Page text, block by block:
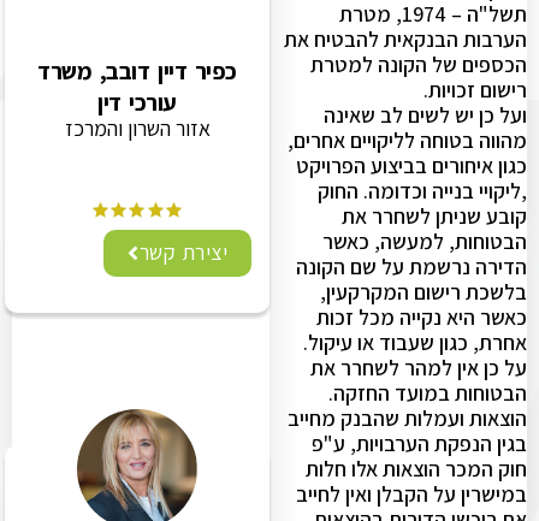
תשל"ה – 1974, מטרת
הערבות הבנקאית להבטיח את
הכספים של הקונה למטרת
רישום זכויות.
ועל כן יש לשים לב שאינה
מהווה בטוחה לליקויים אחרים,
כגון איחורים בביצוע הפרויקט
,ליקויי בנייה וכדומה. החוק
קובע שניתן לשחרר את
הבטוחות, למעשה, כאשר
הדירה נרשמת על שם הקונה
בלשכת רישום המקרקעין,
כאשר היא נקייה מכל זכות
אחרת, כגון שעבוד או עיקול.
על כן אין למהר לשחרר את
הבטוחות במועד החזקה.
הוצאות ועמלות שהבנק מחייב
בגין הנפקת הערבויות, ע"פ
חוק המכר הוצאות אלו חלות
במישרין על הקבלן ואין לחייב
כפיר דיין דובב, משרד
עורכי דין
אזור השרון והמרכז
יצירת קשר